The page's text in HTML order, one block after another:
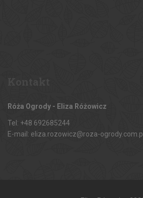
Róża Ogrody - Eliza Różowicz
Tel: +48 692685244
E-mail: eliza.rozowicz@roza-ogrody.com.pl